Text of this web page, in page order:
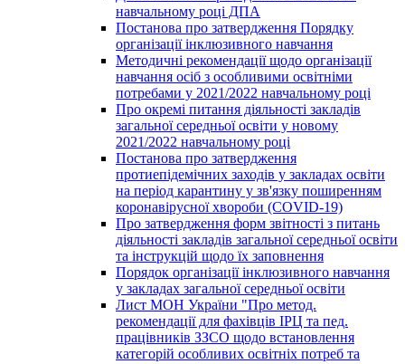
навчальному році ДПА
Постанова про затвердження Порядку
організації інклюзивного навчання
Методичні рекомендації щодо організації
навчання осіб з особливими освітніми
потребами у 2021/2022 навчальному році
Про окремі питання діяльності закладів
загальної середньої освіти у новому
2021/2022 навчальному році
Постанова про затвердження
протиепідемічних заходів у закладах освіти
на період карантину у зв'язку поширенням
коронавірусної хвороби (COVID-19)
Про затвердження форм звітності з питань
діяльності закладів загальної середньої освіти
та інструкцій щодо їх заповнення
Порядок організації інклюзивного навчання
у закладах загальної середньої освіти
Лист МОН України "Про метод.
рекомендації для фахівців ІРЦ та пед.
працівників ЗЗСО щодо встановлення
категорій особливих освітніх потреб та